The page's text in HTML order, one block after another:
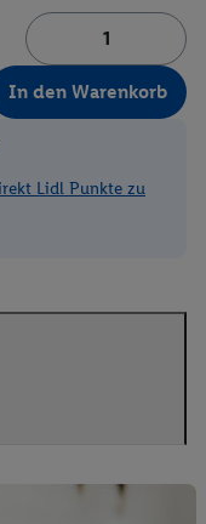
In den Warenkorb
Lidl Punkte zu